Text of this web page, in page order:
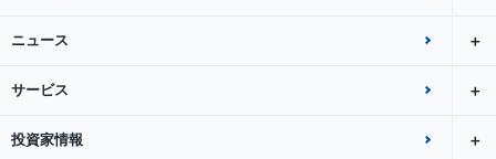
ニュース
サービス
投資家情報